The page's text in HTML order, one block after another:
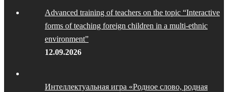
Advanced training of teachers on the topic “Interactive
forms of teaching foreign children in a multi-ethnic
environment”
12.09.2026
Интеллектуальная игра «Родное слово, родная